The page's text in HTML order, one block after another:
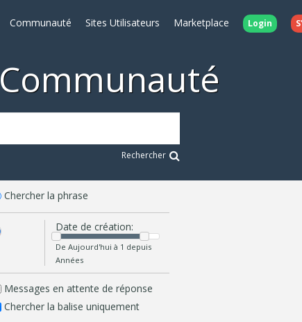
Communauté Sites Utilisateurs Marketplace Login
Communauté
Rechercher
Chercher la phrase
Date de création:
De Aujourd'hui à 1 depuis
Années
Messages en attente de réponse
Chercher la balise uniquement